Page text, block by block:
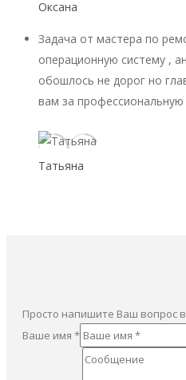
Оксана
Задача от мастера по
операционную систему ,
обошлось не дорог но
вам за
Татьяна
Просто напишите Ваш вопрос
Ваше имя *